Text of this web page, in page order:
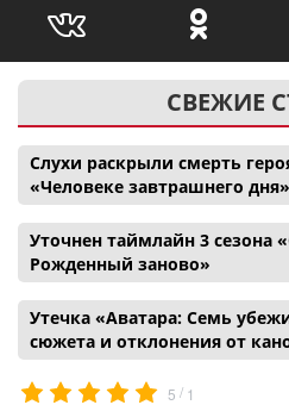
СВЕЖИЕ
Слухи раскрыли смерть
«Человеке завтрашнего дня»
Уточнен таймлайн 3 сезона
Рожденный заново»
Утечка «Аватара: Семь
сюжета и отклонения от
5 / 1